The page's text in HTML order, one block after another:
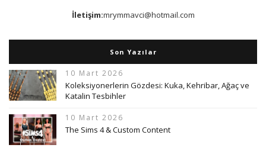
İletişim:mrymmavci@hotmail.com
Son Yazılar
10 Mart 2026
Koleksiyonerlerin Gözdesi: Kuka, Kehribar, Ağaç ve
Katalin Tesbihler
10 Mart 2026
The Sims 4 & Custom Content